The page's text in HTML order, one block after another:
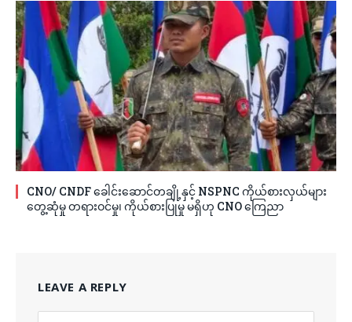
CNO/ CNDF ခေါင်းဆောင်တချို့နှင့် NSPNC ကိုယ်စားလှယ်များ
တွေ့ဆုံမှု တရားဝင်မှု၊ ကိုယ်စားပြုမှု မရှိဟု CNO ကြေညာ
LEAVE A REPLY